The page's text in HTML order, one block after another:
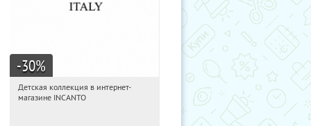
-30%
20:34:04
Получи первым!
Детская коллекция в интернет-
магазине INCANTO